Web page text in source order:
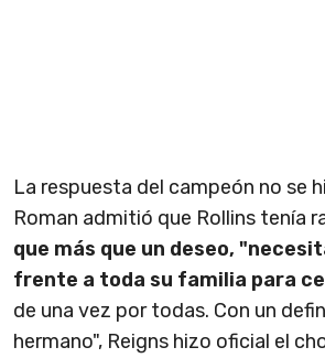
La respuesta del campeón no se
Roman admitió que Rollins tenía
que más que un deseo,
frente a toda su familia para
de una vez por todas. Con un
hermano", Reigns hizo oficial el